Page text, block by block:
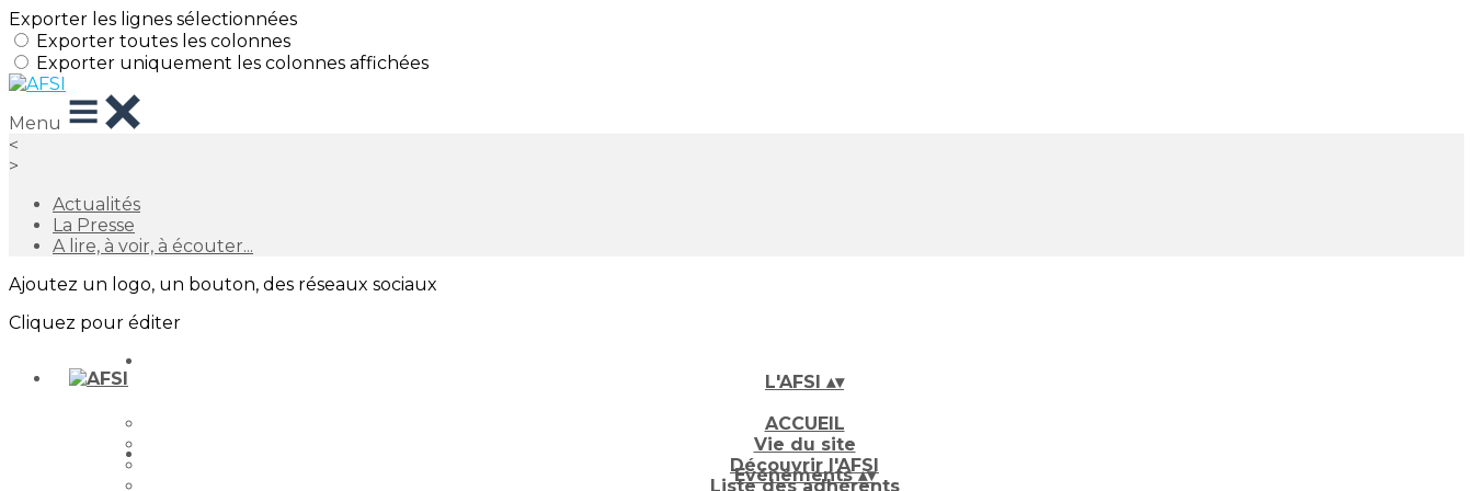
Exporter les lignes sélectionnées
Exporter toutes les colonnes
Exporter uniquement les colonnes affichées
Menu
<
>
Actualités
La Presse
A lire, à voir, à écouter...
Ajoutez un logo, un bouton, des réseaux sociaux
Cliquez pour éditer
L'AFSI ▴▾
ACCUEIL
Vie du site
Découvrir l'AFSI
Liste des adhérents
Evénements▴▾